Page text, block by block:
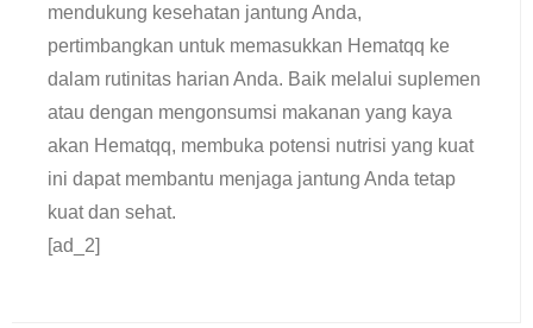
mendukung kesehatan jantung Anda,
pertimbangkan untuk memasukkan Hematqq ke
dalam rutinitas harian Anda. Baik melalui suplemen
atau dengan mengonsumsi makanan yang kaya
akan Hematqq, membuka potensi nutrisi yang kuat
ini dapat membantu menjaga jantung Anda tetap
kuat dan sehat.
[ad_2]